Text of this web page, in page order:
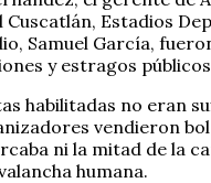
Estadios
Samuel García,
y estragos
habilitadas no eran
vendieron
ni la mitad de la
humana.